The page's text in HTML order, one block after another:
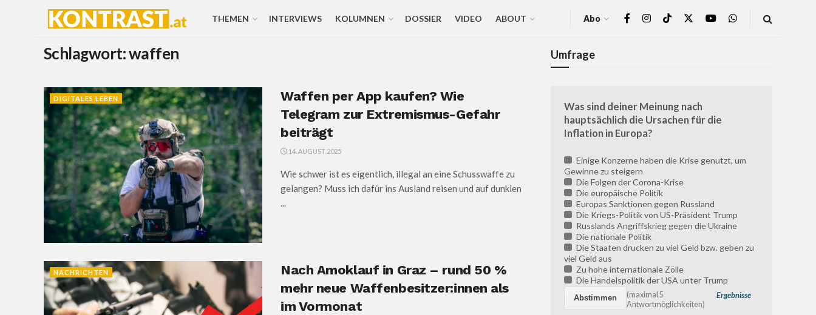
THEMEN INTERVIEWS KOLUMNEN DOSSIER VIDEO ABOUT Abo
Schlagwort:waffen
DIGITALES LEBEN
Waffen per App kaufen? Wie
Telegram zur Extremismus-Gefahr
beiträgt
14. AUGUST 2025
Wie schwer ist es eigentlich, illegal an eine Schusswaffe zu
gelangen? Muss ich dafür ins Ausland reisen und auf dunklen
...
NACHRICHTEN
Nach Amoklauf in Graz – rund 50 %
mehr neue Waffenbesitzer:innen als
im Vormonat
Umfrage
Was sind deiner Meinung nach
hauptsächlich die Ursachen für die
Inflation in Europa?
Einige Konzerne haben die Krise genutzt, um
Gewinne zu steigern
Die Folgen der Corona-Krise
Die europäische Politik
Europas Sanktionen gegen Russland
Die Kriegs-Politik von US-Präsident Trump
Russlands Angriffskrieg gegen die Ukraine
Die nationale Politik
Die Staaten drucken zu viel Geld bzw. geben zu
viel Geld aus
Zu hohe internationale Zölle
Die Handelspolitik der USA unter Trump
Ergebnisse
(maximal 5
Antwortmöglichkeiten)